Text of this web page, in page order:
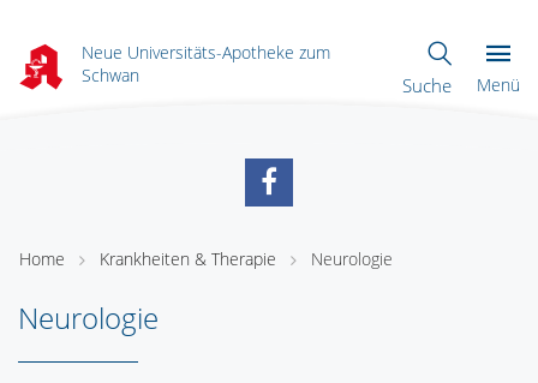
Neue Universitäts-Apotheke zum
Schwan
Suche Menü
Home Krankheiten & Therapie Neurologie
Neurologie